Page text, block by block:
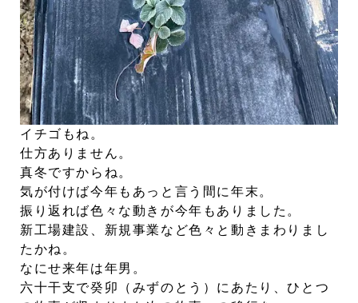
イチゴもね。
仕方ありません。
真冬ですからね。
気が付けば今年もあっと言う間に年末。
振り返れば色々な動きが今年もありました。
新工場建設、新規事業など色々と動きまわりまし
たかね。
なにせ来年は年男。
六十干支で癸卯（みずのとう）にあたり、ひとつ